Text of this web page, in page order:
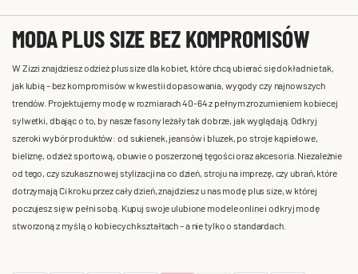
MODA PLUS SIZE BEZ KOMPROMISÓW
W Zizzi znajdziesz odzież plus size dla kobiet, które chcą ubierać się dokładnie tak,
jak lubią – bez kompromisów w kwestii dopasowania, wygody czy najnowszych
trendów. Projektujemy modę w rozmiarach 40-64 z pełnym zrozumieniem kobiecej
sylwetki, dbając o to, by nasze fasony leżały tak dobrze, jak wyglądają. Odkryj
szeroki wybór produktów: od sukienek, jeansów i bluzek, po stroje kąpielowe,
bieliznę, odzież sportową, obuwie o poszerzonej tęgości oraz akcesoria. Niezależnie
od tego, czy szukasz nowej stylizacji na co dzień, stroju na imprezę, czy ubrań, które
dotrzymają Ci kroku przez cały dzień, znajdziesz u nas modę plus size, w której
poczujesz się w pełni sobą. Kupuj swoje ulubione modele online i odkryj modę
stworzoną z myślą o kobiecych kształtach – a nie tylko o standardach.